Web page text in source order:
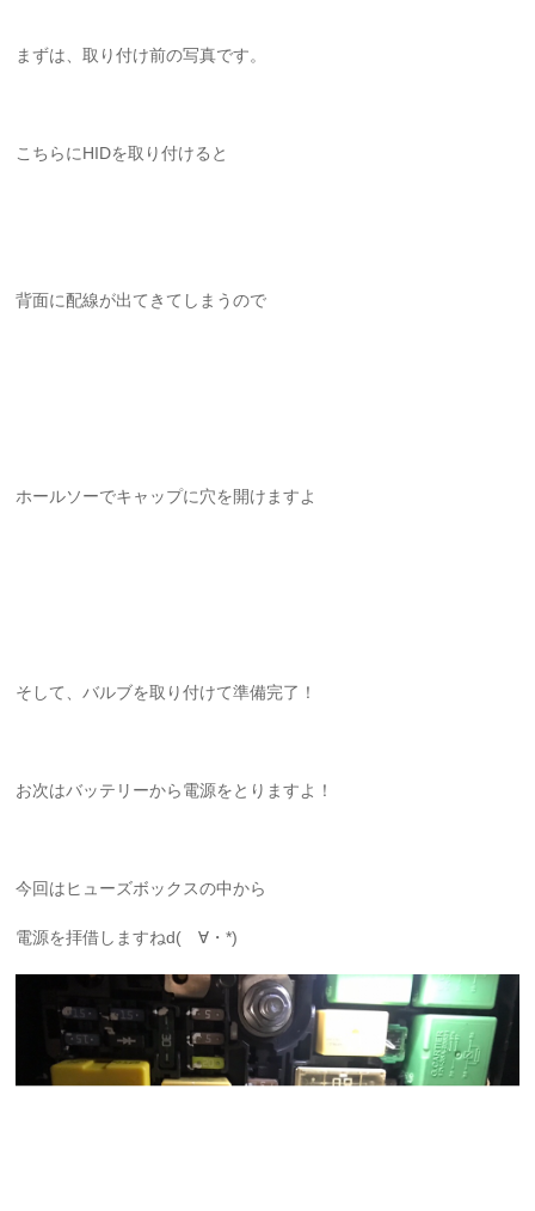
まずは、取り付け前の写真です。
こちらにHIDを取り付けると
背面に配線が出てきてしまうので
ホールソーでキャップに穴を開けますよ
そして、バルブを取り付けて準備完了！
お次はバッテリーから電源をとりますよ！
今回はヒューズボックスの中から
電源を拝借しますねd(ゝ∀・*)